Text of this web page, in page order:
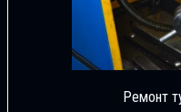
Ремонт